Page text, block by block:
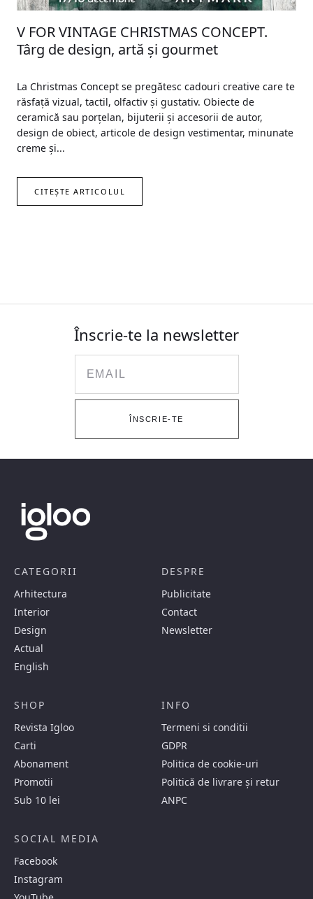
V FOR VINTAGE CHRISTMAS CONCEPT.
Târg de design, artă și gourmet
La Christmas Concept se pregătesc cadouri creative care te
răsfață vizual, tactil, olfactiv și gustativ. Obiecte de
ceramică sau porțelan, bijuterii și accesorii de autor,
design de obiect, articole de design vestimentar, minunate
creme și...
CITEȘTE ARTICOLUL
Înscrie-te la newsletter
ÎNSCRIE-TE
CATEGORII
Arhitectura
Interior
Design
Actual
English
DESPRE
Publicitate
Contact
Newsletter
SHOP
Revista Igloo
Carti
Abonament
Promotii
Sub 10 lei
INFO
Termeni si conditii
GDPR
Politica de cookie-uri
Politică de livrare și retur
ANPC
SOCIAL MEDIA
Facebook
Instagram